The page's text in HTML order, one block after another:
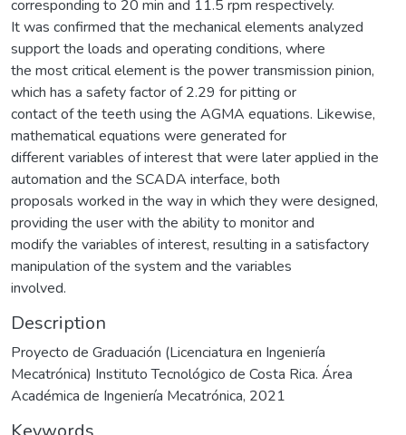
corresponding to 20 min and 11.5 rpm respectively.
It was confirmed that the mechanical elements analyzed
support the loads and operating conditions, where
the most critical element is the power transmission pinion,
which has a safety factor of 2.29 for pitting or
contact of the teeth using the AGMA equations. Likewise,
mathematical equations were generated for
different variables of interest that were later applied in the
automation and the SCADA interface, both
proposals worked in the way in which they were designed,
providing the user with the ability to monitor and
modify the variables of interest, resulting in a satisfactory
manipulation of the system and the variables
involved.
Description
Proyecto de Graduación (Licenciatura en Ingeniería
Mecatrónica) Instituto Tecnológico de Costa Rica. Área
Académica de Ingeniería Mecatrónica, 2021